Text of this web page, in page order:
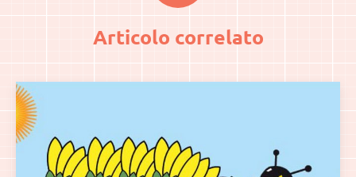
Articolo correlato